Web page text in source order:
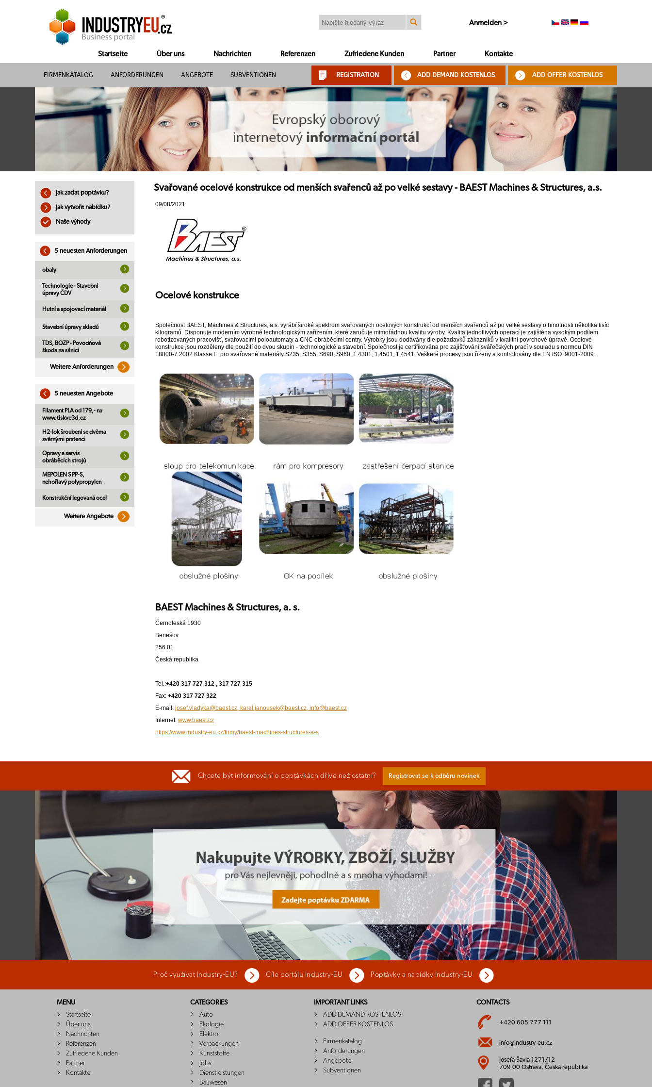
Anmelden >
Startseite Über uns Nachrichten Referenzen Zufriedene Kunden Partner Kontakte
FIRMENKATALOG ANFORDERUNGEN ANGEBOTE SUBVENTIONEN REGISTRATION ADD DEMAND KOSTENLOS ADD OFFER KOSTENLOS
Jak zadat poptávku?
Jak vytvořit nabídku?
Naše výhody
5 neuesten Anforderungen
obaly
Technologie - Stavební
úpravy ČDV
Hutní a spojovací materiál
Stavební úpravy skladů
TDS, BOZP - Povodňová
škoda na silnici
Weitere Anforderungen
5 neuesten Angebote
Filament PLA od 179,- na
www.tiskve3d.cz
H2-lok šroubení se dvěma
svěrnými prstenci
Opravy a servis
obráběcích strojů
MEPOLEN S PP-S,
nehořlavý polypropylen
Konstrukční legovaná ocel
Weitere Angebote
Svařované ocelové konstrukce od menších svařenců až po velké sestavy - BAEST Machines & Structures, a.s.
09/08/2021
Ocelové konstrukce
Společnost BAEST, Machines & Structures, a.s. vyrábí široké spektrum svařovaných ocelových konstrukcí od menších svařenců až po velké sestavy o hmotnosti několika tisíc
kilogramů. Disponuje moderním výrobně technologickým zařízením, které zaručuje mimořádnou kvalitu výroby. Kvalita jednotlivých operací je zajištěna vysokým podílem
robotizovaných pracovišť, svařovacími poloautomaty a CNC obráběcími centry. Výrobky jsou dodávány dle požadavků zákazníků v kvalitní povrchové úpravě. Ocelové
konstrukce jsou rozděleny dle použití do dvou skupin - technologické a stavební. Společnost je certifikována pro zajišťování svářečských prací v souladu s normou DIN
18800-7:2002 Klasse E, pro svařované materiály S235, S355, S690, S960, 1.4301, 1.4501, 1.4541. Veškeré procesy jsou řízeny a kontrolovány dle EN ISO 9001-2009.
BAEST Machines & Structures, a. s.
Černoleská 1930
Benešov
256 01
Česká republika
Tel.:+420 317 727 312 , 317 727 315
Fax: +420 317 727 322
E-mail: josef.vladyka@baest.cz, karel.janousek@baest.cz, info@baest.cz
Internet: www.baest.cz
https://www.industry-eu.cz/firmy/baest-machines-structures-a-s
Chcete být informování o poptávkách dříve než ostatní? Registrovat se k odběru novinek
Proč využívat Industry-EU? Cíle portálu Industry-EU Poptávky a nabídky Industry-EU
MENU
Startseite
Über uns
Nachrichten
Referenzen
Zufriedene Kunden
Partner
Kontakte
CATEGORIES
Auto
Ekologie
Elektro
Verpackungen
Kunststoffe
Jobs
Dienstleistungen
Bauwesen
IMPORTANT LINKS
ADD DEMAND KOSTENLOS
ADD OFFER KOSTENLOS
Firmenkatalog
Anforderungen
Angebote
Subventionen
CONTACTS
+420 605 777 111
info@industry-eu.cz
Josefa Šavla 1271/12
709 00 Ostrava, Česká republika